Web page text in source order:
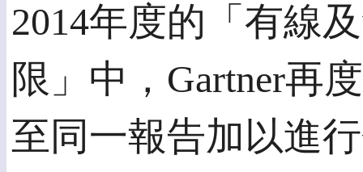
2014年度的「有線
限」中，Gartner再
至同一報告加以進